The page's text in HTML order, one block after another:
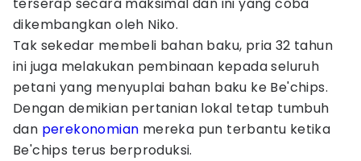
dikembangkan oleh Niko.
Tak sekedar membeli bahan baku, pria 32 tahun
ini juga melakukan pembinaan kepada seluruh
petani yang menyuplai bahan baku ke Be'chips.
Dengan demikian pertanian lokal tetap tumbuh
dan perekonomian mereka pun terbantu ketika
Be'chips terus berproduksi.